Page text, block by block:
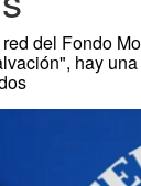
del Fondo
hay